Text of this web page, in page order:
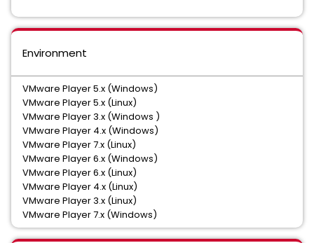
Environment
VMware Player 5.x (Windows)
VMware Player 5.x (Linux)
VMware Player 3.x (Windows )
VMware Player 4.x (Windows)
VMware Player 7.x (Linux)
VMware Player 6.x (Windows)
VMware Player 6.x (Linux)
VMware Player 4.x (Linux)
VMware Player 3.x (Linux)
VMware Player 7.x (Windows)